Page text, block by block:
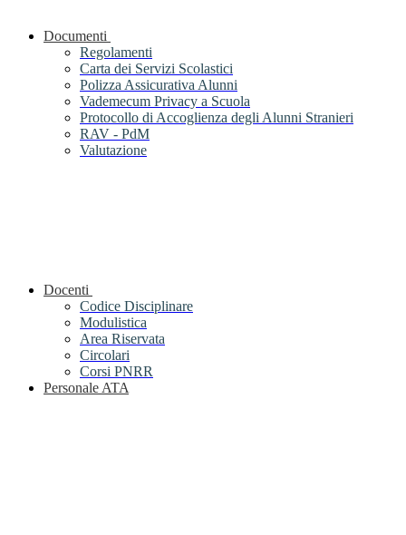
Documenti
Regolamenti
Carta dei Servizi Scolastici
Polizza Assicurativa Alunni
Vademecum Privacy a Scuola
Protocollo di Accoglienza degli Alunni Stranieri
RAV - PdM
Valutazione
Docenti
Codice Disciplinare
Modulistica
Area Riservata
Circolari
Corsi PNRR
Personale ATA